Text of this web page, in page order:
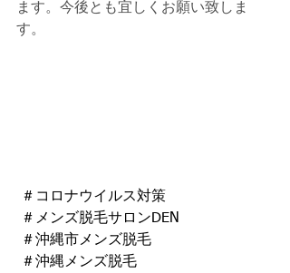
ます。今後とも宜しくお願い致しま
す。
＃コロナウイルス対策
＃メンズ脱毛サロンDEN
＃沖縄市メンズ脱毛
＃沖縄メンズ脱毛